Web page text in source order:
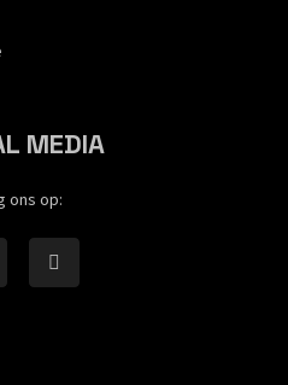
MEDIA
ons op: